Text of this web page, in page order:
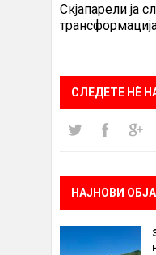
Скјапарели ја
СЛЕДЕТЕ НÈ
НАЈНОВИ